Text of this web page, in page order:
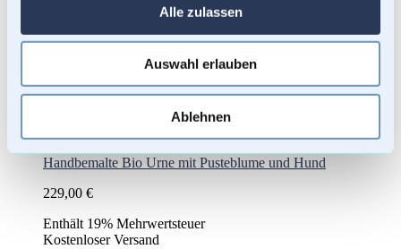
Alle zulassen
Auswahl erlauben
Ablehnen
Handbemalte Bio Urne mit Pusteblume und Hund
229,00 €
Enthält 19% Mehrwertsteuer
Kostenloser Versand